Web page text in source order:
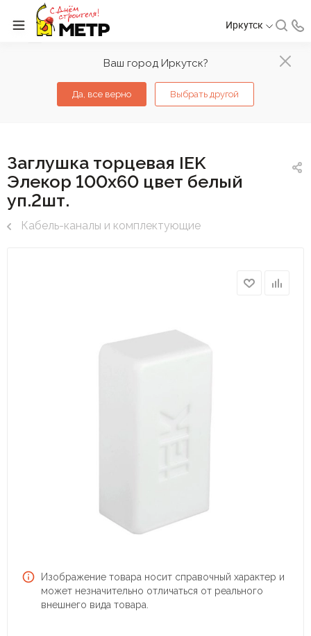
Ваш город Иркутск?
Да, все верно Выбрать другой
Иркутск
Заглушка торцевая IEK
Элекор 100х60 цвет белый
уп.2шт.
Кабель-каналы и комплектующие
Изображение товара носит справочный характер и
может незначительно отличаться от реального
внешнего вида товара.